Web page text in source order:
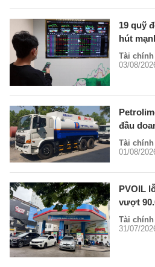
19 quỹ
hút
Tài
03/08/
đầu
Tài
01/08/
PVOIL
vượt
Tài
31/07/